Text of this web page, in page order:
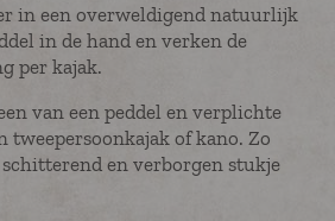
in een overweldigend natuurlijk
in de hand en verken de
per kajak.
van een peddel en verplichte
tweepersoonkajak of kano. Zo
en verborgen stukje